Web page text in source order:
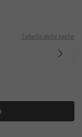
Tabella delle taglie